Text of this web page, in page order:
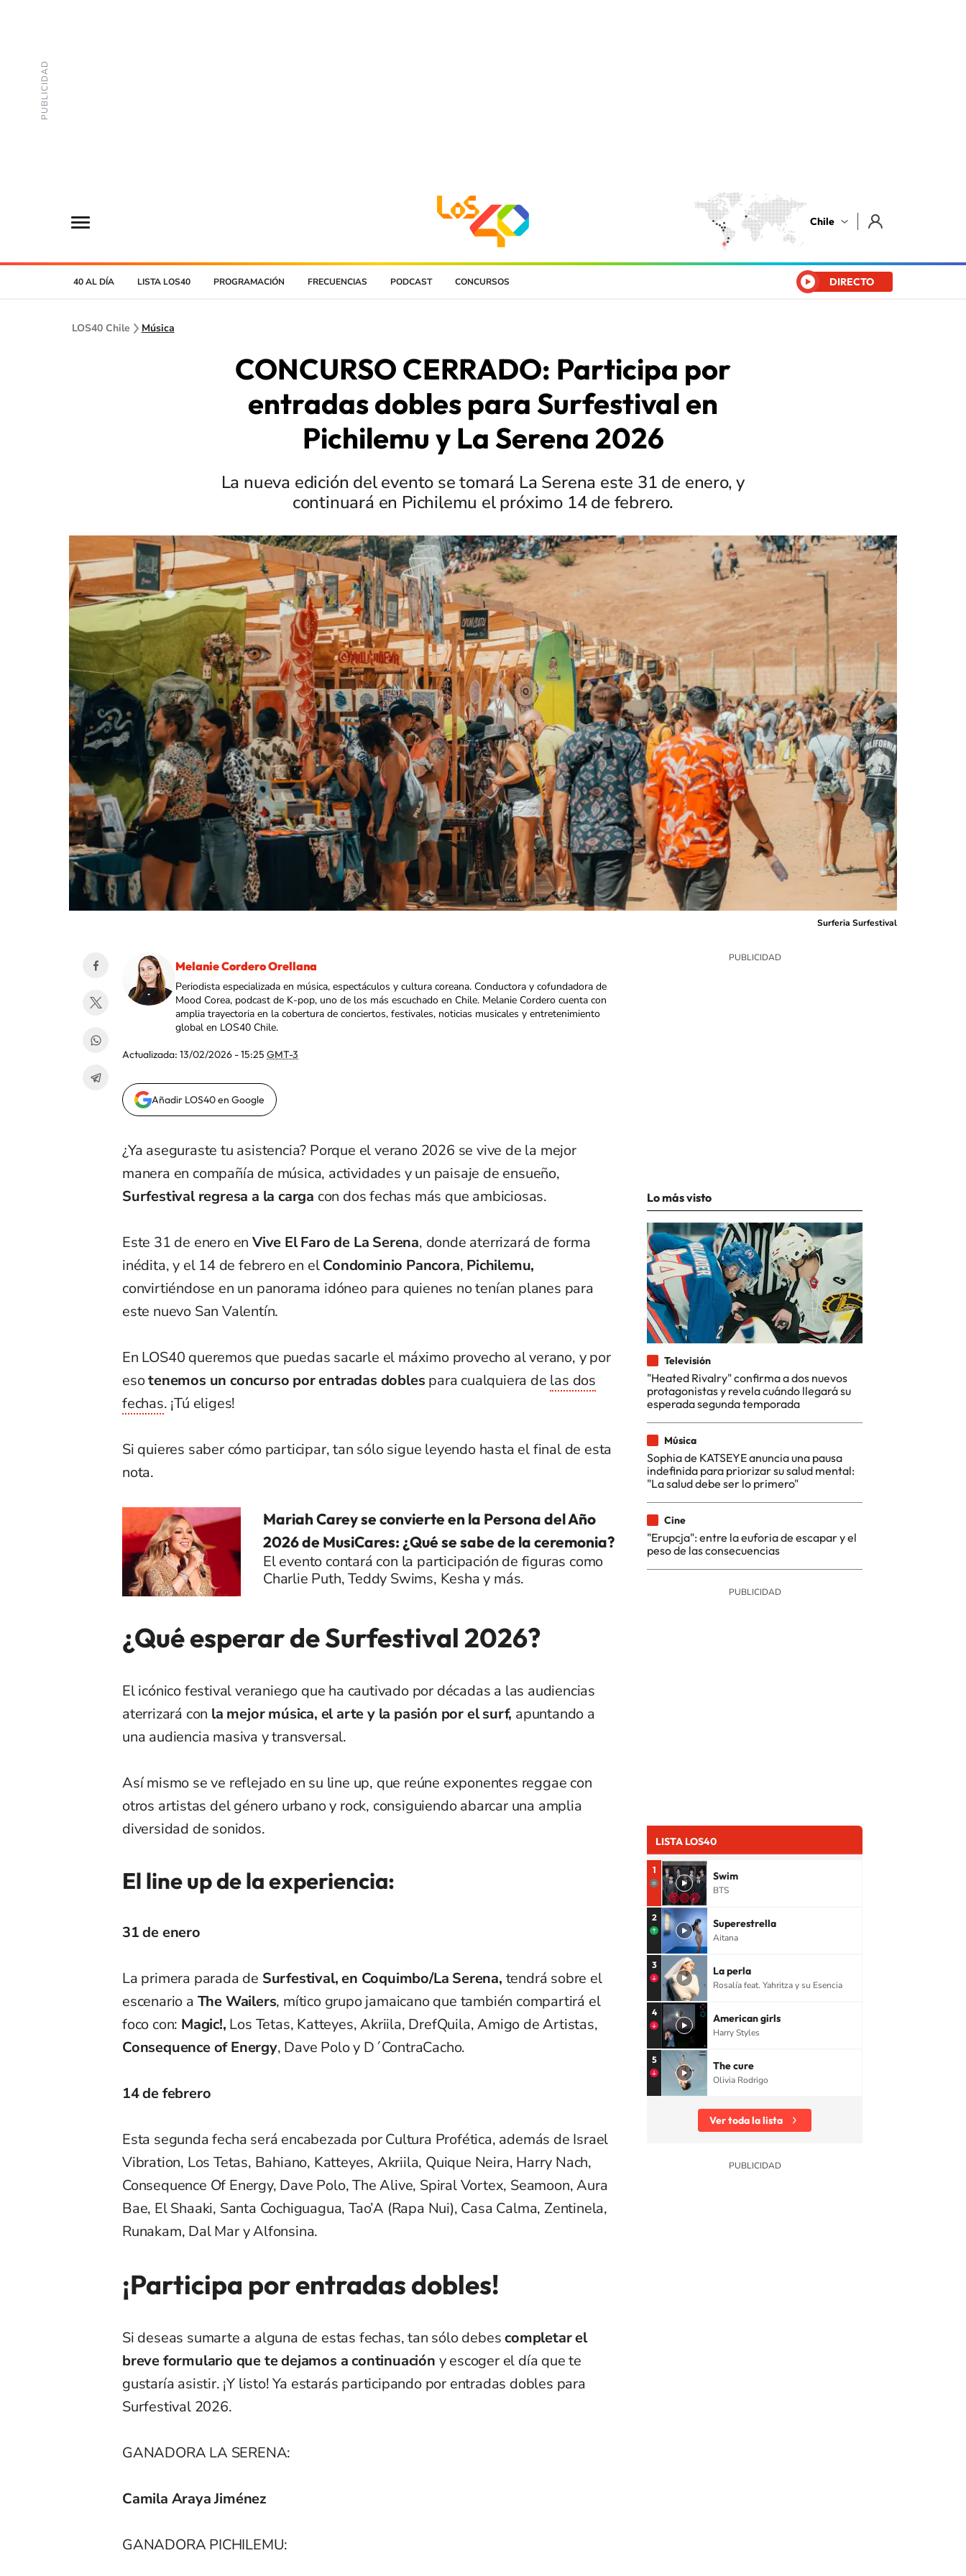
Chile
40 AL DÍA LISTA LOS40 PROGRAMACIÓN FRECUENCIAS PODCAST CONCURSOS DIRECTO
LOS40 Chile Música
CONCURSO CERRADO: Participa por
entradas dobles para Surfestival en
Pichilemu y La Serena 2026
La nueva edición del evento se tomará La Serena este 31 de enero, y
continuará en Pichilemu el próximo 14 de febrero.
Surferia Surfestival
Melanie Cordero Orellana
Periodista especializada en música, espectáculos y cultura coreana. Conductora y cofundadora de
Mood Corea, podcast de K-pop, uno de los más escuchado en Chile. Melanie Cordero cuenta con
amplia trayectoria en la cobertura de conciertos, festivales, noticias musicales y entretenimiento
global en LOS40 Chile.
Actualizada: 13/02/2026 - 15:25 GMT-3
Añadir LOS40 en Google
¿Ya aseguraste tu asistencia? Porque el verano 2026 se vive de la mejor
manera en compañía de música, actividades y un paisaje de ensueño,
Surfestival regresa a la carga con dos fechas más que ambiciosas.
Este 31 de enero en Vive El Faro de La Serena, donde aterrizará de forma
inédita, y el 14 de febrero en elCondominio Pancora, Pichilemu,
convirtiéndose en un panorama idóneo para quienes no tenían planes para
este nuevo San Valentín.
En LOS40 queremos que puedas sacarle el máximo provecho al verano, y por
esotenemos un concurso por entradas dobles para cualquiera de las dos
fechas. ¡Tú eliges!
Si quieres saber cómo participar, tan sólo sigue leyendo hasta el final de esta
nota.
Mariah Carey se convierte en la Persona del Año
2026 de MusiCares: ¿Qué se sabe de la ceremonia?
El evento contará con la participación de figuras como
Charlie Puth, Teddy Swims, Kesha y más.
¿Qué esperar de Surfestival 2026?
El icónico festival veraniego que ha cautivado por décadas a las audiencias
aterrizará con la mejor música, el arte y la pasión por el surf, apuntando a
una audiencia masiva y transversal.
Así mismo se ve reflejado en su line up, que reúne exponentes reggae con
otros artistas del género urbano y rock, consiguiendo abarcar una amplia
diversidad de sonidos.
El line up de la experiencia:
31 de enero
La primera parada de Surfestival, en Coquimbo/La Serena, tendrá sobre el
escenario a The Wailers, mítico grupo jamaicano que también compartirá el
foco con: Magic!, Los Tetas, Katteyes, Akriila, DrefQuila, Amigo de Artistas,
Consequence of Energy, Dave Polo y D´ContraCacho.
14 de febrero
Esta segunda fecha será encabezada por Cultura Profética, además de Israel
Vibration, Los Tetas, Bahiano, Katteyes, Akriila, Quique Neira, Harry Nach,
Consequence Of Energy, Dave Polo, The Alive, Spiral Vortex, Seamoon, Aura
Bae, El Shaaki, Santa Cochiguagua, Tao’A (Rapa Nui), Casa Calma, Zentinela,
Runakam, Dal Mar y Alfonsina.
¡Participa por entradas dobles!
Si deseas sumarte a alguna de estas fechas, tan sólo debescompletar el
breve formulario que te dejamos a continuación y escoger el día que te
gustaría asistir. ¡Y listo! Ya estarás participando por entradas dobles para
Surfestival 2026.
GANADORA LA SERENA:
Camila Araya Jiménez
GANADORA PICHILEMU:
Lo más visto
Televisión
"Heated Rivalry" confirma a dos nuevos
protagonistas y revela cuándo llegará su
esperada segunda temporada
Música
Sophia de KATSEYE anuncia una pausa
indefinida para priorizar su salud mental:
"La salud debe ser lo primero"
Cine
"Erupcja": entre la euforia de escapar y el
peso de las consecuencias
LISTA LOS40
1 Swim
BTS
2 Superestrella
Aitana
3 La perla
Rosalía feat. Yahritza y su Esencia
4 American girls
Harry Styles
5 The cure
Olivia Rodrigo
Ver toda la lista